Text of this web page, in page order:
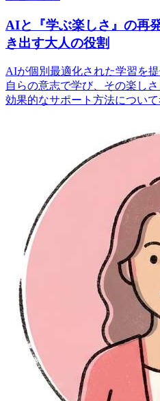
AIと『学ぶ楽しさ』の再
き出す大人の役割
AIが個別最適化された学習を
自らの意志で学び、その楽し
効果的なサポート方法について